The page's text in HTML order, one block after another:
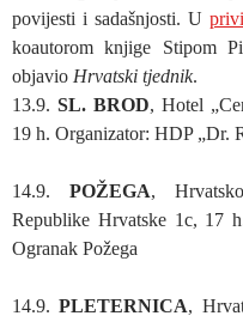
povijesti i sadašnjosti. U
koautorom knjige Stipom
objavio Hrvatski tjednik.
13.9.SL. BROD, Hotel
19 h. Organizator: HDP „Dr.
14.9.POŽEGA,
Republike Hrvatske 1c, 17
Ogranak Požega
14.9.PLETERNICA,